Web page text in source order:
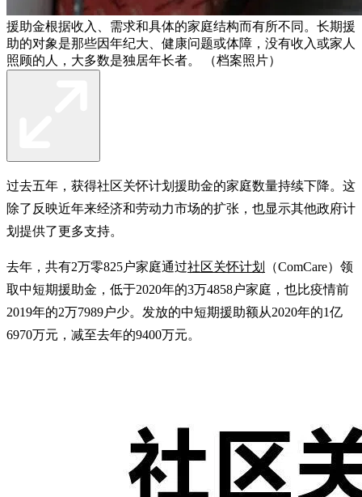
援助金根据收入、需求和具体的家庭结构而有所不同。长期援
助的对象是那些因年纪大、健康问题或体障，没有收入或家人
照顾的人，大多数是独居年长者。 （档案照片）
过去五年，获得社区关怀计划援助金的家庭数量持续下降。这
除了反映近年来经济和劳动力市场的扩张，也显示其他政府计
划提供了更多支持。
去年，共有2万零825户家庭通过社区关怀计划
（ComCare）领
取中短期援助金，低于2020年的3万4858户家庭，也比疫情前
2019年的2万7989户少。发放的中短期援助额从2020年的1亿
6970万元，减至去年的9400万元。